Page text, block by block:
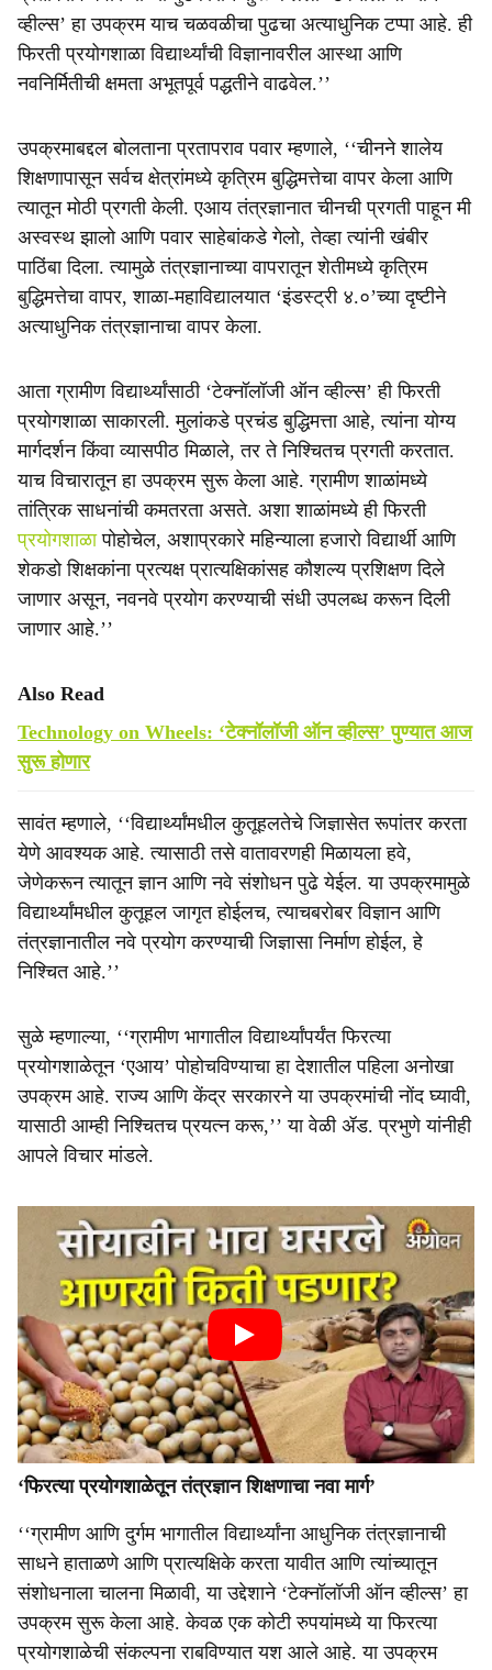
व्हील्स’ हा उपक्रम याच चळवळीचा पुढचा अत्याधुनिक टप्पा आहे. ही
फिरती प्रयोगशाळा विद्यार्थ्यांची विज्ञानावरील आस्था आणि
नवनिर्मितीची क्षमता अभूतपूर्व पद्धतीने वाढवेल.’’
उपक्रमाबद्दल बोलताना प्रतापराव पवार म्हणाले, ‘‘चीनने शालेय
शिक्षणापासून सर्वच क्षेत्रांमध्ये कृत्रिम बुद्धिमत्तेचा वापर केला आणि
त्यातून मोठी प्रगती केली. एआय तंत्रज्ञानात चीनची प्रगती पाहून मी
अस्वस्थ झालो आणि पवार साहेबांकडे गेलो, तेव्हा त्यांनी खंबीर
पाठिंबा दिला. त्यामुळे तंत्रज्ञानाच्या वापरातून शेतीमध्ये कृत्रिम
बुद्धिमत्तेचा वापर, शाळा-महाविद्यालयात ‘इंडस्ट्री ४.०’च्या दृष्टीने
अत्याधुनिक तंत्रज्ञानाचा वापर केला.
आता ग्रामीण विद्यार्थ्यांसाठी ‘टेक्नॉलॉजी ऑन व्हील्स’ ही फिरती
प्रयोगशाळा साकारली. मुलांकडे प्रचंड बुद्धिमत्ता आहे, त्यांना योग्य
मार्गदर्शन किंवा व्यासपीठ मिळाले, तर ते निश्चितच प्रगती करतात.
याच विचारातून हा उपक्रम सुरू केला आहे. ग्रामीण शाळांमध्ये
तांत्रिक साधनांची कमतरता असते. अशा शाळांमध्ये ही फिरती
प्रयोगशाळापोहोचेल, अशाप्रकारे महिन्याला हजारो विद्यार्थी आणि
शेकडो शिक्षकांना प्रत्यक्ष प्रात्यक्षिकांसह कौशल्य प्रशिक्षण दिले
जाणार असून, नवनवे प्रयोग करण्याची संधी उपलब्ध करून दिली
जाणार आहे.’’
Also Read
Technology on Wheels: ‘टेक्नॉलॉजी ऑन व्हील्स’ पुण्यात आज
सुरू होणार
सावंत म्हणाले, ‘‘विद्यार्थ्यांमधील कुतूहलतेचे जिज्ञासेत रूपांतर करता
येणे आवश्यक आहे. त्यासाठी तसे वातावरणही मिळायला हवे,
जेणेकरून त्यातून ज्ञान आणि नवे संशोधन पुढे येईल. या उपक्रमामुळे
विद्यार्थ्यांमधील कुतूहल जागृत होईलच, त्याचबरोबर विज्ञान आणि
तंत्रज्ञानातील नवे प्रयोग करण्याची जिज्ञासा निर्माण होईल, हे
निश्चित आहे.’’
सुळे म्हणाल्या, ‘‘ग्रामीण भागातील विद्यार्थ्यांपर्यंत फिरत्या
प्रयोगशाळेतून ‘एआय’ पोहोचविण्याचा हा देशातील पहिला अनोखा
उपक्रम आहे. राज्य आणि केंद्र सरकारने या उपक्रमांची नोंद घ्यावी,
यासाठी आम्ही निश्चितच प्रयत्न करू,’’ या वेळी ॲड. प्रभुणे यांनीही
आपले विचार मांडले.
‘फिरत्या प्रयोगशाळेतून तंत्रज्ञान शिक्षणाचा नवा मार्ग’
‘‘ग्रामीण आणि दुर्गम भागातील विद्यार्थ्यांना आधुनिक तंत्रज्ञानाची
साधने हाताळणे आणि प्रात्यक्षिके करता यावीत आणि त्यांच्यातून
संशोधनाला चालना मिळावी, या उद्देशाने ‘टेक्नॉलॉजी ऑन व्हील्स’ हा
उपक्रम सुरू केला आहे. केवळ एक कोटी रुपयांमध्ये या फिरत्या
प्रयोगशाळेची संकल्पना राबविण्यात यश आले आहे. या उपक्रम